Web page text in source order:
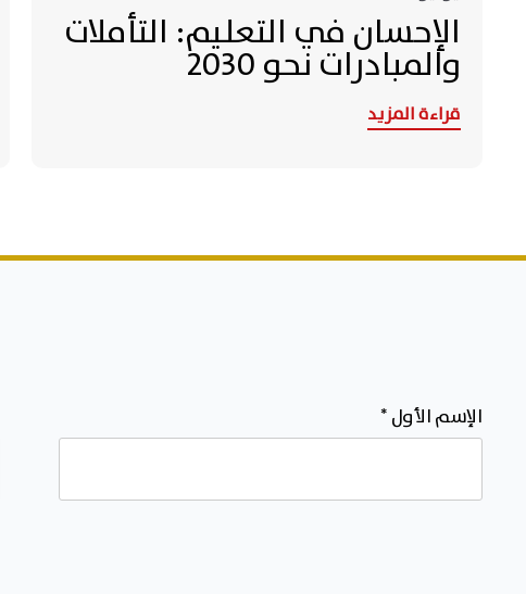
الإحسان في التعليم: التأملات
والمبادرات نحو 2030
قراءة المزيد
الإسم الأول*